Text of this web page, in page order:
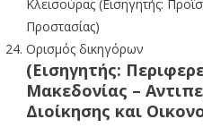
Κλεισούρας (Εισηγητής:
Προστασίας)
Ορισμός δικηγόρων
(Εισηγητής:
Μακεδονίας –
Διοίκησης και